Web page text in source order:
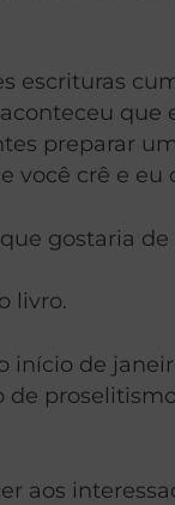
escrituras
aconteceu
preparar
você crê e eu
gostaria
livro.
de
de
aos